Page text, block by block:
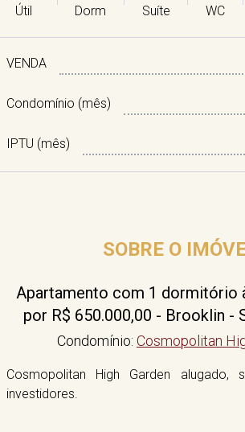
Útil
Dorm
Suíte
WC
VENDA
Condomínio (mês)
IPTU (mês)
SOBRE O
Apartamento com 1 dormitório
por R$ 650.000,00 - Brooklin -
Condomínio: Cosmopolitan
Cosmopolitan High Garden alugado,
investidores.